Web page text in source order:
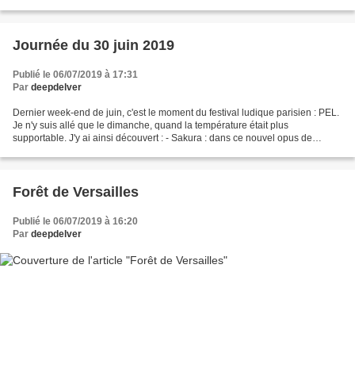
Journée du 30 juin 2019
Publié le 06/07/2019 à 17:31
Par deepdelver
Dernier week-end de juin, c'est le moment du festival ludique parisien : PEL.
Je n'y suis allé que le dimanche, quand la température était plus
supportable. J'y ai ainsi découvert : - Sakura : dans ce nouvel opus de
Forêt de Versailles
Publié le 06/07/2019 à 16:20
Par deepdelver